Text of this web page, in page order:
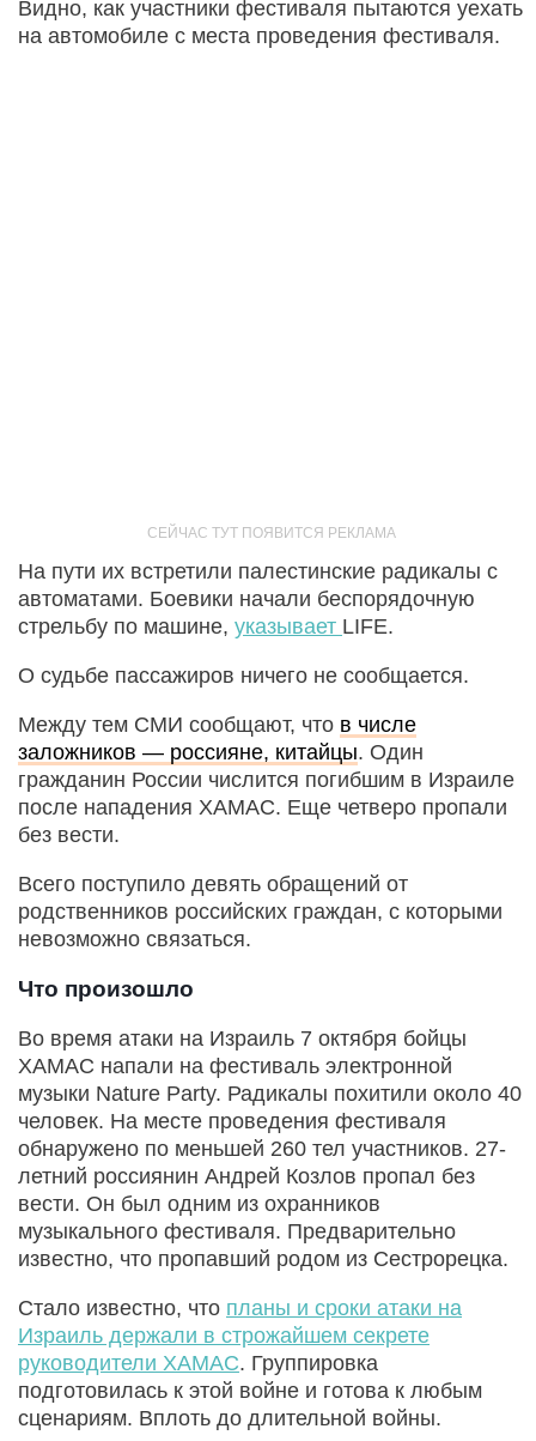
Видно, как участники фестиваля пытаются уехать
на автомобиле с места проведения фестиваля.
На пути их встретили палестинские радикалы с
автоматами. Боевики начали беспорядочную
стрельбу по машине, указывает LIFE.
О судьбе пассажиров ничего не сообщается.
Между тем СМИ сообщают, что в числе
заложников — россияне, китайцы. Один
гражданин России числится погибшим в Израиле
после нападения ХАМАС. Еще четверо пропали
без вести.
Всего поступило девять обращений от
родственников российских граждан, с которыми
невозможно связаться.
Что произошло
Во время атаки на Израиль 7 октября бойцы
ХАМАС напали на фестиваль электронной
музыки Nature Party. Радикалы похитили около 40
человек. На месте проведения фестиваля
обнаружено по меньшей 260 тел участников. 27-
летний россиянин Андрей Козлов пропал без
вести. Он был одним из охранников
музыкального фестиваля. Предварительно
известно, что пропавший родом из Сестрорецка.
Стало известно, что планы и сроки атаки на
Израиль держали в строжайшем секрете
руководители ХАМАС. Группировка
подготовилась к этой войне и готова к любым
сценариям. Вплоть до длительной войны.